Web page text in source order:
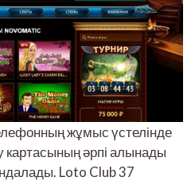
жұмыс үстелінде
картасының әрпі алынады
Loto Club 37